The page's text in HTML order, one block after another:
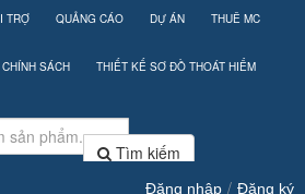
TRỢ QUẢNG CÁO DỰ ÁN THUÊ MC
CHÍNH SÁCH THIẾT KẾ SƠ ĐỒ THOÁT HIỂM
Tìm kiếm
Đăng nhập / Đăng ký